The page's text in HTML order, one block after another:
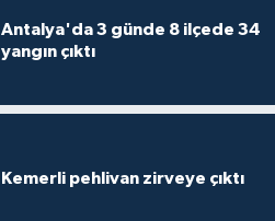
Antalya'da 3 günde 8 ilçede 34
yangın çıktı
Kemerli pehlivan zirveye çıktı